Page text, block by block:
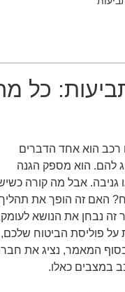
רכב עם 2 תביעות: כל
רכב הוא אחד הדברים
להם. הוא מספק הגנה
גניבה. אבל מה קורה
האם זה הופך את תהליך
זה נבחן את הנושא
פוליסת הביטוח שלכם,
המאמר, נציג את